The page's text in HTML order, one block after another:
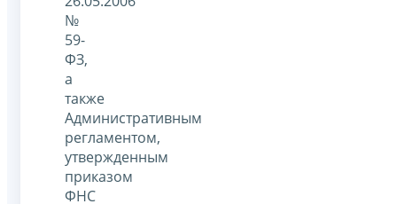
№
59-
ФЗ,
а
также
Административным
регламентом,
утвержденным
приказом
ФНС